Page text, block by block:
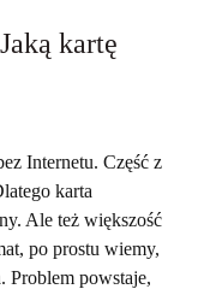
kartę
Internetu. Część z
karta
Ale też większość
po prostu wiemy,
Problem powstaje,